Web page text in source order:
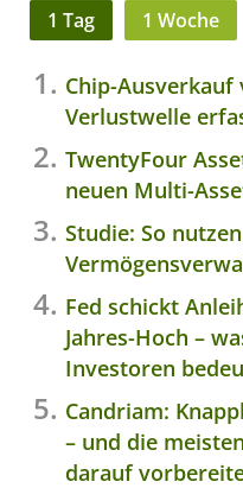
1 Tag 1 Woche
Chip-
Verlustwelle
TwentyFour
neuen Multi-
Studie: So
Fed schickt
Jahres-Hoch –
Investoren
Candriam:
– und die
darauf